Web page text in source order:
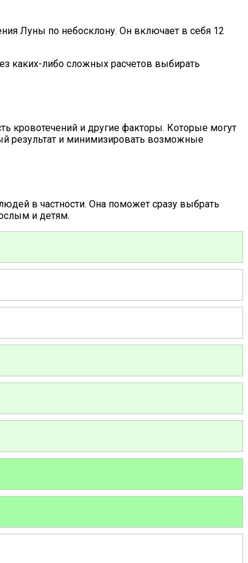
Луны по небосклону. Он включает в себя 12
каких-либо сложных расчетов выбирать
кровотечений и другие факторы. Которые могут
результат и минимизировать возможные
в частности. Она поможет сразу выбрать
и детям.